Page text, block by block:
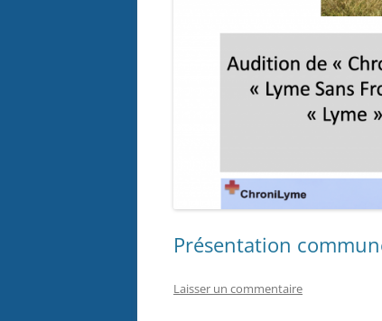
Présentation
Laisser un commentaire